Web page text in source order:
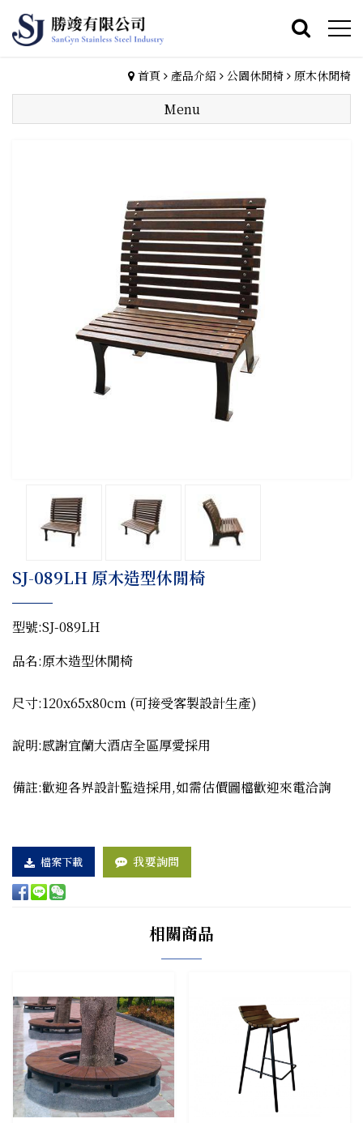
首頁 產品介紹 公園休閒椅 原木休閒椅
Menu
SJ-089LH 原木造型休閒椅
型號:SJ-089LH
品名:原木造型休閒椅
尺寸:120x65x80cm (可接受客製設計生產)
說明:感謝宜蘭大酒店全區厚愛採用
備註:歡迎各界設計監造採用,如需估價圖檔歡迎來電洽詢
檔案下載 我要詢問
相關商品